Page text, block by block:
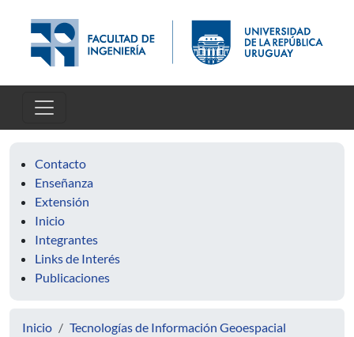
Contacto
Enseñanza
Extensión
Inicio
Integrantes
Links de Interés
Publicaciones
Inicio Tecnologías de Información Geoespacial